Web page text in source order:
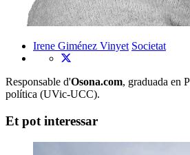
Irene Giménez Vinyet Societat
Responsable d'Osona.com, graduada en
política (UVic-UCC).
Et pot interessar